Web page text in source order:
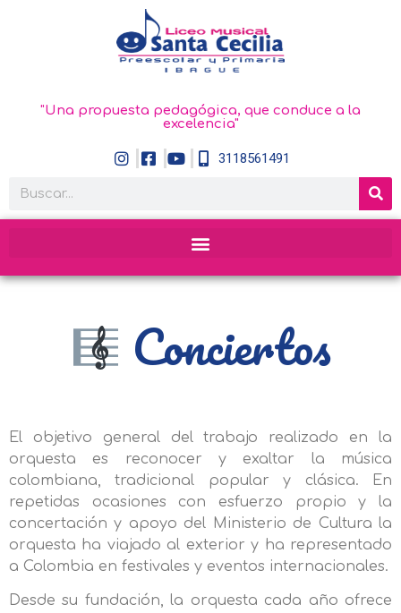
"Una propuesta pedagógica, que conduce a la
excelencia"
3118561491
Conciertos
El objetivo general del trabajo realizado en la
orquesta es reconocer y exaltar la música
colombiana, tradicional popular y clásica. En
repetidas ocasiones con esfuerzo propio y la
concertación y apoyo del Ministerio de Cultura la
orquesta ha viajado al exterior y ha representado
a Colombia en festivales y eventos internacionales.
Desde su fundación, la orquesta cada año ofrece